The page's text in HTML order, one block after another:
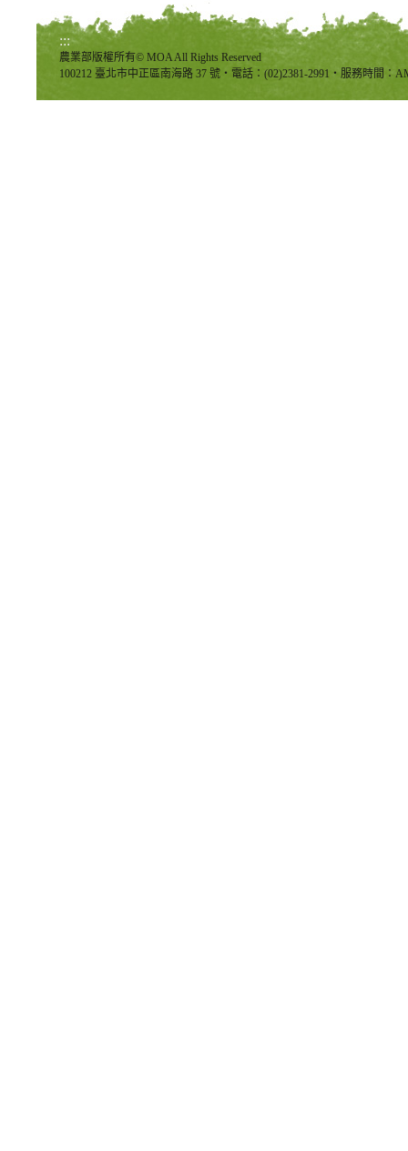
:::
農業部版權所有© MOA All Rights Reserved
100212 臺北市中正區南海路 37 號‧電話：(02)2381-2991‧服務時間：